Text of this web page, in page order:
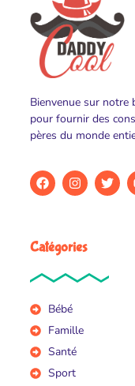
Bienvenue sur notre
pour fournir des
pères du monde
Catégories
Bébé
Famille
Santé
Sport